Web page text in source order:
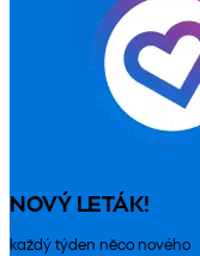
NOVÝ LETÁK!
každý týden něco nového